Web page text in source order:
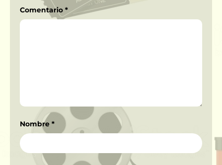
Comentario *
Nombre *